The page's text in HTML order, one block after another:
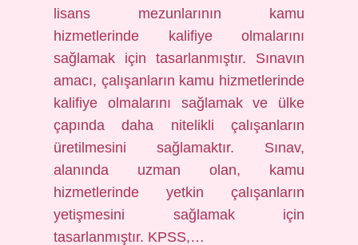
lisans mezunlarının kamu
hizmetlerinde kalifiye olmalarını
sağlamak için tasarlanmıştır. Sınavın
amacı, çalışanların kamu hizmetlerinde
kalifiye olmalarını sağlamak ve ülke
çapında daha nitelikli çalışanların
üretilmesini sağlamaktır. Sınav,
alanında uzman olan, kamu
hizmetlerinde yetkin çalışanların
yetişmesini sağlamak için
tasarlanmıştır. KPSS,…